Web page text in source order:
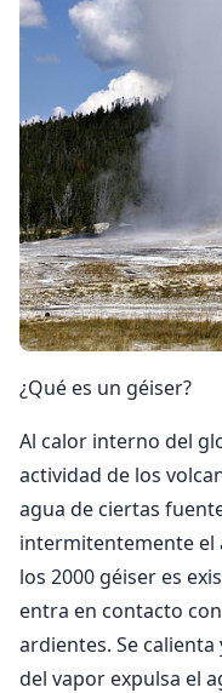
¿Qué es un géiser?
Al calor interno del
actividad de los
agua de ciertas
intermitentemente el
los 2000 géiser es
entra en contacto
ardientes. Se
del vapor expulsa el